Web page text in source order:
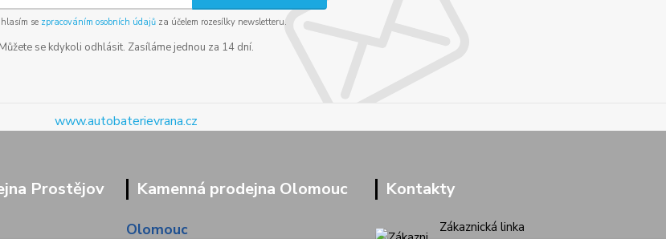
se zpracováním osobních údajůza účelem rozesílky newsletteru.
Můžete se kdykoli odhlásit. Zasíláme jednou za 14 dní.
www.autobaterievrana.cz
Prostějov Kamenná prodejna Olomouc
Olomouc
Kontakty
Zákaznická linka